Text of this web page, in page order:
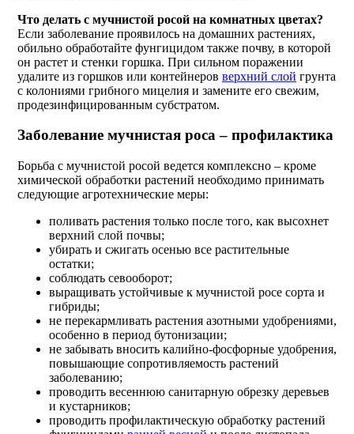
Что делать с мучнистой росой на комнатных цветах?
Если заболевание проявилось на домашних растениях,
обильно обработайте фунгицидом также почву, в которой
он растет и стенки горшка. При сильном поражении
удалите из горшков или контейнеров верхний слой грунта
с колониями грибного мицелия и замените его свежим,
продезинфицированным субстратом.
Заболевание мучнистая роса – профилактика
Борьба с мучнистой росой ведется комплексно – кроме
химической обработки растений необходимо принимать
следующие агротехнические меры:
поливать растения только после того, как высохнет
верхний слой почвы;
убирать и сжигать осенью все растительные
остатки;
соблюдать севооборот;
выращивать устойчивые к мучнистой росе сорта и
гибриды;
не перекармливать растения азотными удобрениями,
особенно в период бутонизации;
не забывать вносить калийно-фосфорные удобрения,
повышающие сопротивляемость растений
заболеванию;
проводить весеннюю санитарную обрезку деревьев
и кустарников;
проводить профилактическую обработку растений